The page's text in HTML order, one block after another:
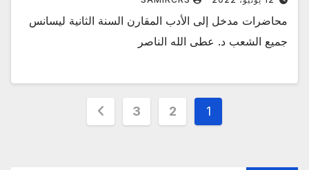
محاضرات مدخل إلى الأدب المقارن السنة الثانية ليسانس
جميع الشعب د. عطى الله الناصر
Posts
1
2
3